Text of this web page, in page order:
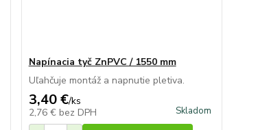
Napínacia tyč ZnPVC / 1550 mm
Uľahčuje montáž a napnutie pletiva.
3,40 €/ks
2,76 € bez DPH Skladom